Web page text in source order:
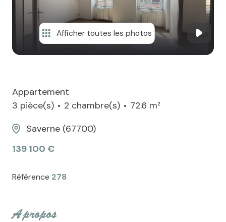
Afficher toutes les photos
Appartement
3 pièce(s)
2 chambre(s)
72.6 m²
Saverne (67700)
139 100 €
Référence 278
a propos